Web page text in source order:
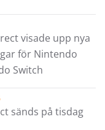
visade upp nya
för Nintendo
Switch
sänds på tisdag